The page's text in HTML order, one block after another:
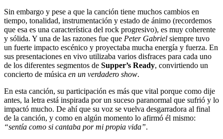
Sin embargo y pese a que la canción tiene muchos cambios en
tiempo, tonalidad, instrumentación y estado de ánimo (recordemos
que esa es una característica del rock progresivo), es muy coherente
y sólida. Y una de las razones fue que Peter Gabriel siempre tuvo
un fuerte impacto escénico y proyectaba mucha energía y fuerza. En
sus presentaciones en vivo utilizaba varios disfraces para cada uno
de los diferentes segmentos de Supper’s Ready, convirtiendo un
concierto de música en un verdadero show.
En esta canción, su participación es más que vital porque como dije
antes, la letra está inspirada por un suceso paranormal que sufrió y lo
impactó mucho. De ahí que su voz se vuelva desgarradora al final
de la canción, y como en algún momento lo afirmó él mismo:
“sentía como si cantaba por mi propia vida”.